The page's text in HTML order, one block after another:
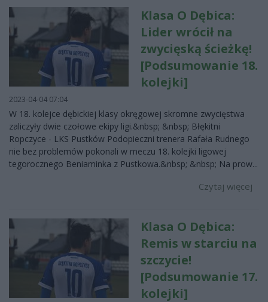
Klasa O Dębica:
Lider wrócił na
zwycięską ścieżkę!
[Podsumowanie 18.
kolejki]
2023-04-04 07:04
W 18. kolejce dębickiej klasy okręgowej skromne zwycięstwa
zaliczyły dwie czołowe ekipy ligi.&nbsp; &nbsp; Błękitni
Ropczyce - LKS Pustków Podopieczni trenera Rafała Rudnego
nie bez problemów pokonali w meczu 18. kolejki ligowej
tegorocznego Beniaminka z Pustkowa.&nbsp; &nbsp; Na prow...
Czytaj więcej
Klasa O Dębica:
Remis w starciu na
szczycie!
[Podsumowanie 17.
kolejki]